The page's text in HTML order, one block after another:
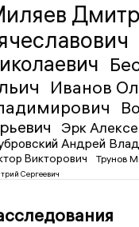
Иванов
Эрк
Андрей
Викторович
Трунов
Сергеевич